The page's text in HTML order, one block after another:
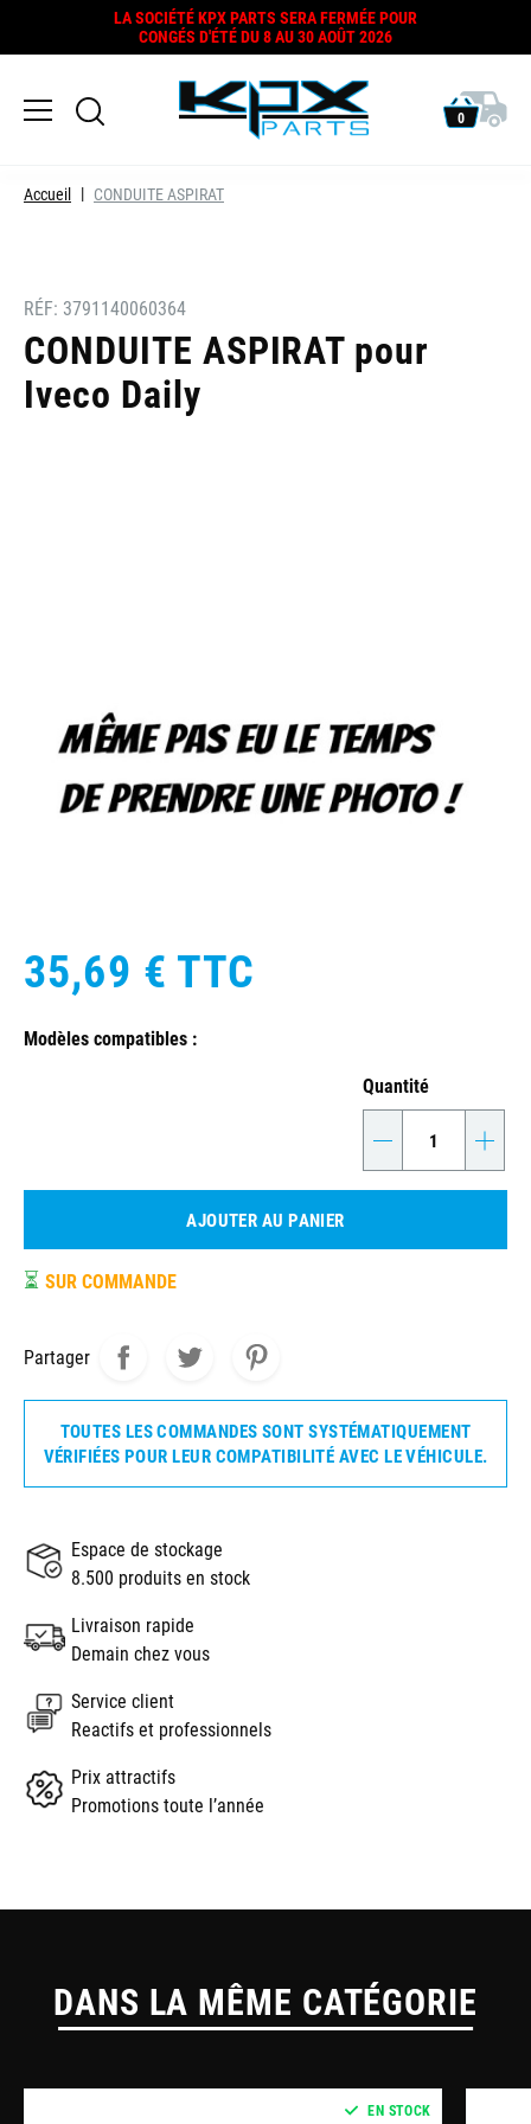
LA SOCIÉTÉ KPX PARTS SERA FERMÉE POUR
CONGÉS D'ÉTÉ DU 8 AU 30 AOÛT 2026
0
Accueil CONDUITE ASPIRAT
RÉF: 3791140060364
CONDUITE ASPIRAT pour
Iveco Daily
35,69 € TTC
Modèles compatibles :
Quantité
- +
AJOUTER AU PANIER
⏳ SUR COMMANDE
Partager
TOUTES LES COMMANDES SONT SYSTÉMATIQUEMENT
VÉRIFIÉES POUR LEUR COMPATIBILITÉ AVEC LE VÉHICULE.
Espace de stockage
8.500 produits en stock
Livraison rapide
Demain chez vous
Service client
Reactifs et professionnels
Prix attractifs
Promotions toute l’année
DANS LA MÊME CATÉGORIE
EN STOCK